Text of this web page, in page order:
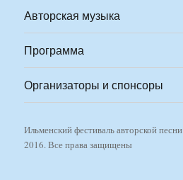
Авторская музыка
Программа
Организаторы и спонсоры
Ильменский фестиваль авторской песни
2016. Все права защищены